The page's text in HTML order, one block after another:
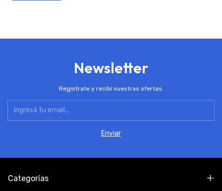
Newsletter
Registrate y recibí nuestras ofertas.
Categorías